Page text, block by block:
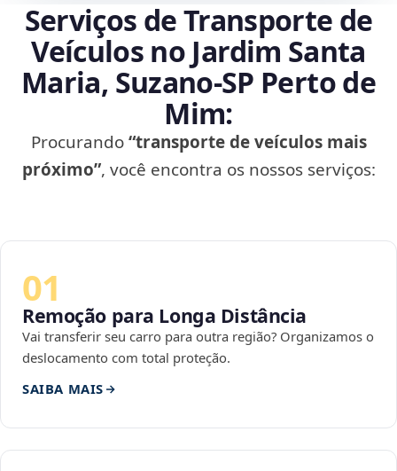
Serviços de Transporte de
Veículos no Jardim Santa
Maria, Suzano‑SP Perto de
Mim:
Procurando“transporte de veículos mais
próximo”, você encontra os nossos serviços:
01
Remoção para Longa Distância
Vai transferir seu carro para outra região? Organizamos o
deslocamento com total proteção.
SAIBA MAIS